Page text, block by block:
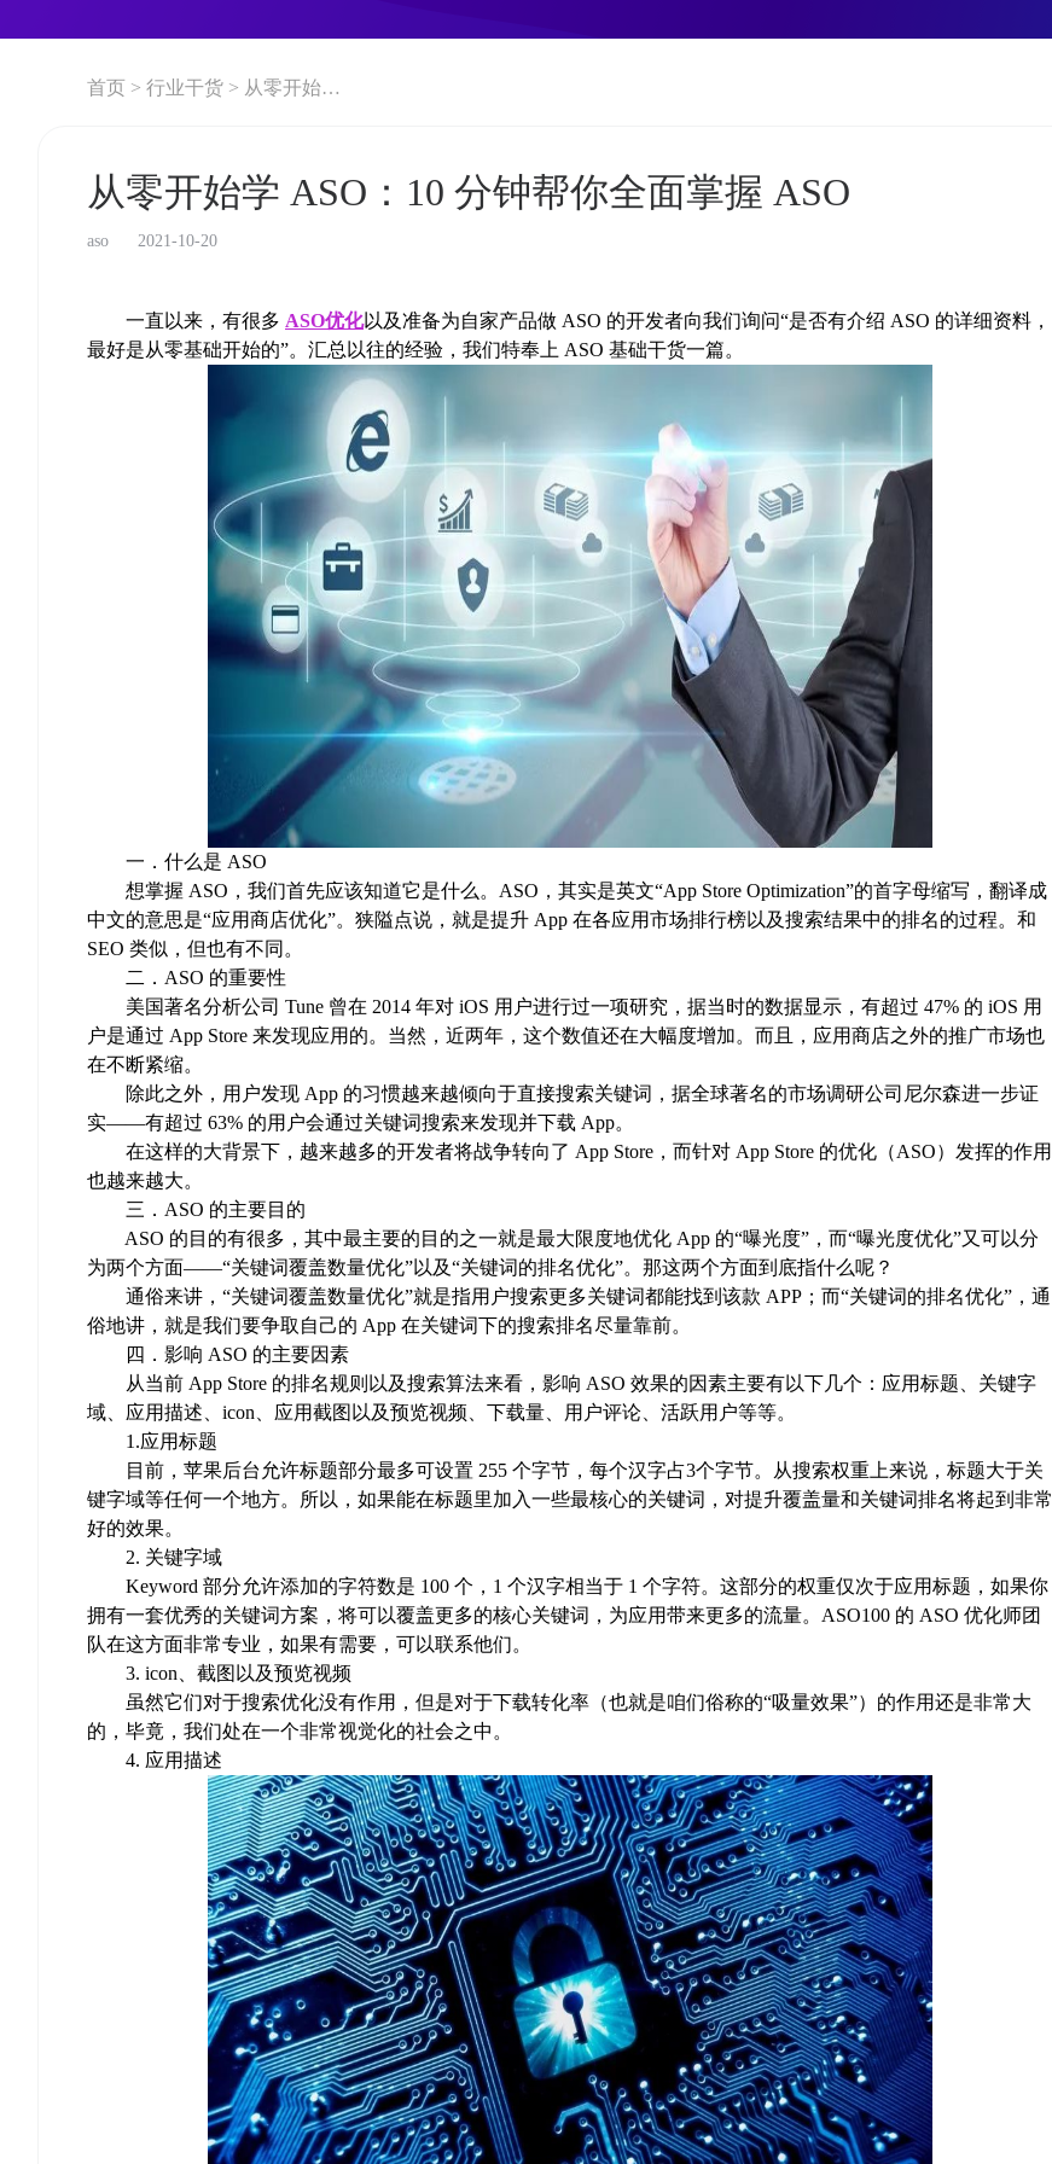
首页 > 行业干货 > 从零开始学 ASO：10 分钟帮你全面掌握 ASO
从零开始学 ASO：10 分钟帮你全面掌握 ASO
aso 2021-10-20
一直以来，有很多 ASO优化以及准备为自家产品做 ASO 的开发者向我们询问“是否有介绍 ASO 的详细资料，
最好是从零基础开始的”。汇总以往的经验，我们特奉上 ASO 基础干货一篇。
一．什么是 ASO
想掌握 ASO，我们首先应该知道它是什么。ASO，其实是英文“App Store Optimization”的首字母缩写，翻译成
中文的意思是“应用商店优化”。狭隘点说，就是提升 App 在各应用市场排行榜以及搜索结果中的排名的过程。和
SEO 类似，但也有不同。
二．ASO 的重要性
美国著名分析公司 Tune 曾在 2014 年对 iOS 用户进行过一项研究，据当时的数据显示，有超过 47% 的 iOS 用
户是通过 App Store 来发现应用的。当然，近两年，这个数值还在大幅度增加。而且，应用商店之外的推广市场也
在不断紧缩。
除此之外，用户发现 App 的习惯越来越倾向于直接搜索关键词，据全球著名的市场调研公司尼尔森进一步证
实——有超过 63% 的用户会通过关键词搜索来发现并下载 App。
在这样的大背景下，越来越多的开发者将战争转向了 App Store，而针对 App Store 的优化（ASO）发挥的作用
也越来越大。
三．ASO 的主要目的
ASO 的目的有很多，其中最主要的目的之一就是最大限度地优化 App 的“曝光度”，而“曝光度优化”又可以分
为两个方面——“关键词覆盖数量优化”以及“关键词的排名优化”。那这两个方面到底指什么呢？
通俗来讲，“关键词覆盖数量优化”就是指用户搜索更多关键词都能找到该款 APP；而“关键词的排名优化”，通
俗地讲，就是我们要争取自己的 App 在关键词下的搜索排名尽量靠前。
四．影响 ASO 的主要因素
从当前 App Store 的排名规则以及搜索算法来看，影响 ASO 效果的因素主要有以下几个：应用标题、关键字
域、应用描述、icon、应用截图以及预览视频、下载量、用户评论、活跃用户等等。
1.应用标题
目前，苹果后台允许标题部分最多可设置 255 个字节，每个汉字占3个字节。从搜索权重上来说，标题大于关
键字域等任何一个地方。所以，如果能在标题里加入一些最核心的关键词，对提升覆盖量和关键词排名将起到非常
好的效果。
2. 关键字域
Keyword 部分允许添加的字符数是 100 个，1 个汉字相当于 1 个字符。这部分的权重仅次于应用标题，如果你
拥有一套优秀的关键词方案，将可以覆盖更多的核心关键词，为应用带来更多的流量。ASO100 的 ASO 优化师团
队在这方面非常专业，如果有需要，可以联系他们。
3. icon、截图以及预览视频
虽然它们对于搜索优化没有作用，但是对于下载转化率（也就是咱们俗称的“吸量效果”）的作用还是非常大
的，毕竟，我们处在一个非常视觉化的社会之中。
4. 应用描述